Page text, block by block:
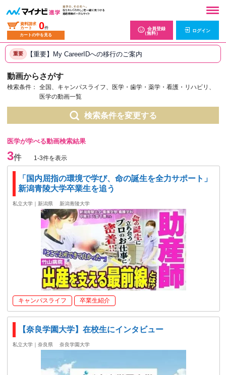
資料請求
カート
0件
カートの中を見る
会員登録
（無料）
ログイン
重要 【重要】My CareerIDへの移行のご案内
動画からさがす
検索条件：
全国、キャンパスライフ、医学・歯学・薬学・看護・リハビリ、
医学の動画一覧
検索条件を変更する
医学が学べる動画検索結果
3件 1-3件を表示
「国内屈指の環境で学び、命の誕生を全力サポート」
新潟青陵大学卒業生を追う
私立大学｜新潟県 新潟青陵大学
キャンパスライフ 卒業生紹介
【奈良学園大学】在校生にインタビュー
私立大学｜奈良県 奈良学園大学